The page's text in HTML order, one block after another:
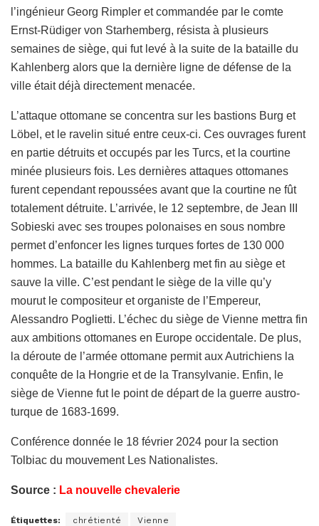
l’ingénieur Georg Rimpler et commandée par le comte
Ernst-Rüdiger von Starhemberg, résista à plusieurs
semaines de siège, qui fut levé à la suite de la bataille du
Kahlenberg alors que la dernière ligne de défense de la
ville était déjà directement menacée.
L’attaque ottomane se concentra sur les bastions Burg et
Löbel, et le ravelin situé entre ceux-ci. Ces ouvrages furent
en partie détruits et occupés par les Turcs, et la courtine
minée plusieurs fois. Les dernières attaques ottomanes
furent cependant repoussées avant que la courtine ne fût
totalement détruite. L’arrivée, le 12 septembre, de Jean III
Sobieski avec ses troupes polonaises en sous nombre
permet d’enfoncer les lignes turques fortes de 130 000
hommes. La bataille du Kahlenberg met fin au siège et
sauve la ville. C’est pendant le siège de la ville qu’y
mourut le compositeur et organiste de l’Empereur,
Alessandro Poglietti. L’échec du siège de Vienne mettra fin
aux ambitions ottomanes en Europe occidentale. De plus,
la déroute de l’armée ottomane permit aux Autrichiens la
conquête de la Hongrie et de la Transylvanie. Enfin, le
siège de Vienne fut le point de départ de la guerre austro-
turque de 1683-1699.
Conférence donnée le 18 février 2024 pour la section
Tolbiac du mouvement Les Nationalistes.
Source : La nouvelle chevalerie
Étiquettes: chrétienté Vienne